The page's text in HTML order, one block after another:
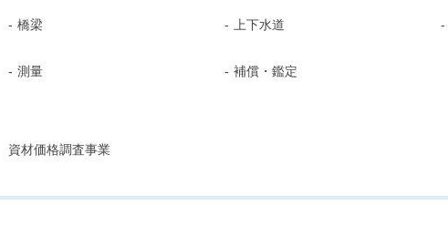
橋梁 上下水道
測量 補償・鑑定
資材価格調査事業